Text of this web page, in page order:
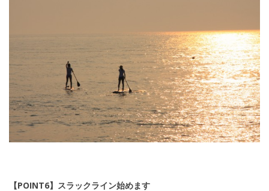
【POINT6】スラックライン始めます